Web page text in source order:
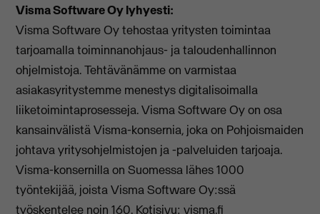
Visma Software Oy lyhyesti:
Visma Software Oy tehostaa yritysten toimintaa
tarjoamalla toiminnanohjaus- ja taloudenhallinnon
ohjelmistoja. Tehtävänämme on varmistaa
asiakasyritystemme menestys digitalisoimalla
liiketoimintaprosesseja. Visma Software Oy on osa
kansainvälistä Visma-konsernia, joka on Pohjoismaiden
johtava yritysohjelmistojen ja -palveluiden tarjoaja.
Visma-konsernilla on Suomessa lähes 1000
työntekijää, joista Visma Software Oy:ssä
työskentelee noin 160. Kotisivu:visma.fi